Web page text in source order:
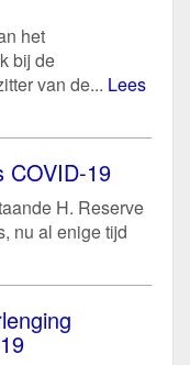
het
bij de
van de... Lees
COVID-19
H. Reserve
nu al enige tijd